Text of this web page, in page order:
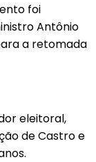
foi
Antônio
a retomada
eleitoral,
de Castro e